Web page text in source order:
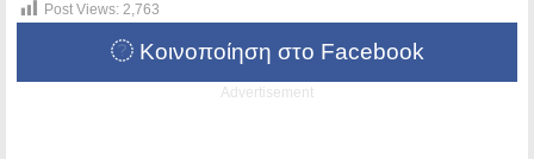
Post Views: 2,763
Κοινοποίηση στο Facebook
Advertisement